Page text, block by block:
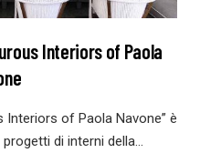
Interiors of Paola
Interiors of Paola Navone” è
di interni della…